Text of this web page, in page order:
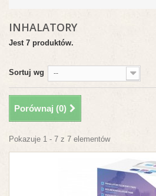
INHALATORY
Jest 7 produktów.
Sortuj wg --
Porównaj (0)
Pokazuje 1 - 7 z 7 elementów